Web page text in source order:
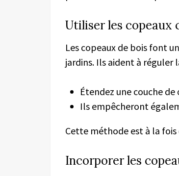
Utiliser les copeaux
Les copeaux de bois font
jardins. Ils aident à réguler
Étendez une couche
Ils empêcheront
Cette méthode est à la
Incorporer les